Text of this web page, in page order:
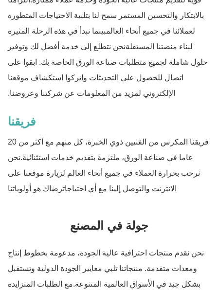
بالابتكار والتحسين المستمر سمح لنا بتلبية الاحتياجات المتطورة
لعملائنا في جميع أنحاء العالمبينما نبدأ في هذه الرحلة المثيرة
لبناء منصتنا المستقلةنحن نتطلع إلى خدمة أفضل لك وتوفير
حلول شاملة لجميع متطلبات صناعة الورق الخاصة بك. ابقوا على
اتصال للحصول على التحديثات واتركوا استكشاف موقعنا
الإلكتروني لمزيد من المعلومات عن شركتنا وعروضنا.
فريقنا
فريقنا المكرس من الفنيين ذوي الخبرة، كل منهم مع أكثر من 20
عاما في صناعة الورق، ملتزمة بتقديم خدمات استثنائية.نحن
نرحب بحرارة العملاء في جميع أنحاء العالم لزيارة موقعنا على
الانترنت والتوصل إلينا مع أي احتياجاترضاك هو أولوياتنا
جولة في المصنع
نحن نقدم منتجات احترافية عالية الجودة، مدعومة بخطوط إنتاج
ومعدات متقدمة. منتجاتنا تلبي معايير الجودة الدولية وتستقبل
بشكل جيد في الأسواق العالمية المتنوعة.مع الطلبات المتزايدة